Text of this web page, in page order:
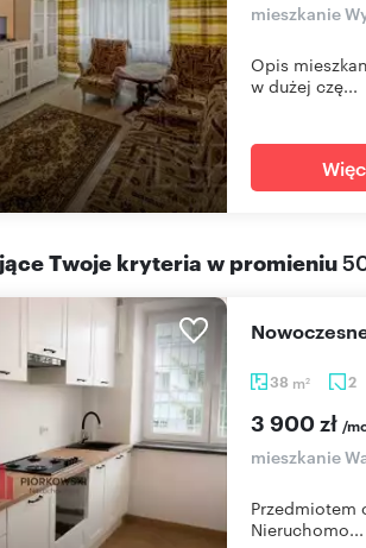
mieszkanie
Opis
w dużej czę...
Twoje kryteria w promieniu
38 m2 2
3 900 zł /
mieszkanie
Przedmiotem
Nieruchomo...